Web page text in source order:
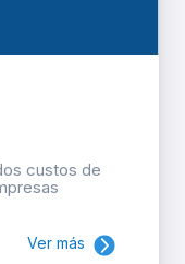
custos de
Ver más